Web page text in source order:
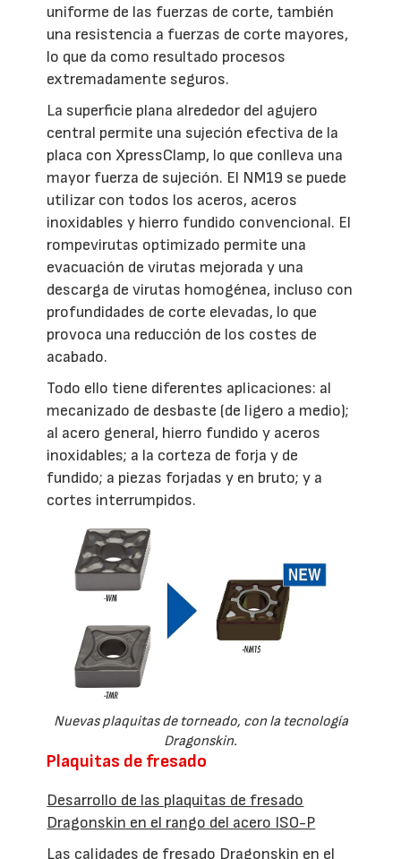
uniforme de las fuerzas de corte, también
una resistencia a fuerzas de corte mayores,
lo que da como resultado procesos
extremadamente seguros.
La superficie plana alrededor del agujero
central permite una sujeción efectiva de la
placa con XpressClamp, lo que conlleva una
mayor fuerza de sujeción. El NM19 se puede
utilizar con todos los aceros, aceros
inoxidables y hierro fundido convencional. El
rompevirutas optimizado permite una
evacuación de virutas mejorada y una
descarga de virutas homogénea, incluso con
profundidades de corte elevadas, lo que
provoca una reducción de los costes de
acabado.
Todo ello tiene diferentes aplicaciones: al
mecanizado de desbaste (de ligero a medio);
al acero general, hierro fundido y aceros
inoxidables; a la corteza de forja y de
fundido; a piezas forjadas y en bruto; y a
cortes interrumpidos.
Nuevas plaquitas de torneado, con la tecnología
Dragonskin.
Plaquitas de fresado
Desarrollo de las plaquitas de fresado
Dragonskin en el rango del acero ISO-P
Las calidades de fresado Dragonskin en el